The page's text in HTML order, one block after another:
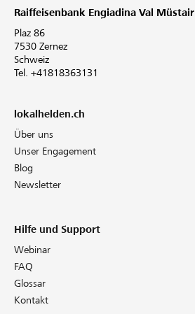
Raiffeisenbank Engiadina Val Müstair
Plaz 86
7530 Zernez
Schweiz
Tel. +41818363131
lokalhelden.ch
Über uns
Unser Engagement
Blog
Newsletter
Hilfe und Support
Webinar
FAQ
Glossar
Kontakt